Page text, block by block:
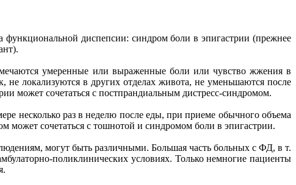
диспепсии: синдром боли в эпигастрии (прежнее
умеренные или выраженные боли или чувство жжения в
локализуются в других отделах живота, не уменьшаются после
может сочетаться с постпрандиальным дистресс-синдромом.
несколько раз в неделю после еды, при приеме обычного объема
может сочетаться с тошнотой и синдромом боли в эпигастрии.
могут быть различными. Большая часть больных с ФД, в т.
поликлинических условиях. Только немногие пациенты